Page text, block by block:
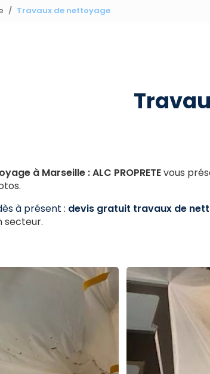
Travaux de nettoyage
à Marseille : ALC PROPRETEvous
à présent : devis gratuit travaux de
secteur.